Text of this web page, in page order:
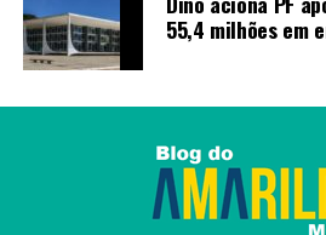
55,4 milhões em